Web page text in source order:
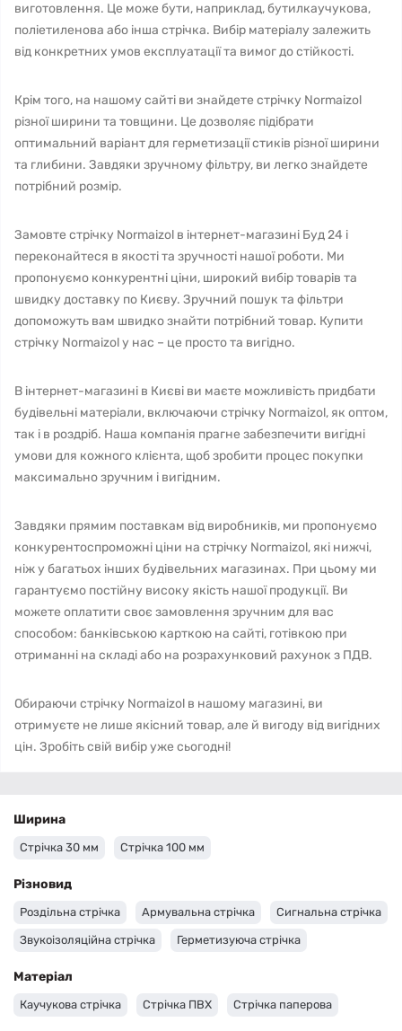
виготовлення. Це може бути, наприклад, бутилкаучукова,
поліетиленова або інша стрічка. Вибір матеріалу залежить
від конкретних умов експлуатації та вимог до стійкості.
Крім того, на нашому сайті ви знайдете стрічку Normaizol
різної ширини та товщини. Це дозволяє підібрати
оптимальний варіант для герметизації стиків різної ширини
та глибини. Завдяки зручному фільтру, ви легко знайдете
потрібний розмір.
Замовте стрічку Normaizol в інтернет-магазині Буд 24 і
переконайтеся в якості та зручності нашої роботи. Ми
пропонуємо конкурентні ціни, широкий вибір товарів та
швидку доставку по Києву. Зручний пошук та фільтри
допоможуть вам швидко знайти потрібний товар. Купити
стрічку Normaizol у нас – це просто та вигідно.
В інтернет-магазині в Києві ви маєте можливість придбати
будівельні матеріали, включаючи стрічку Normaizol, як оптом,
так і в роздріб. Наша компанія прагне забезпечити вигідні
умови для кожного клієнта, щоб зробити процес покупки
максимально зручним і вигідним.
Завдяки прямим поставкам від виробників, ми пропонуємо
конкурентоспроможні ціни на стрічку Normaizol, які нижчі,
ніж у багатьох інших будівельних магазинах. При цьому ми
гарантуємо постійну високу якість нашої продукції. Ви
можете оплатити своє замовлення зручним для вас
способом: банківською карткою на сайті, готівкою при
отриманні на складі або на розрахунковий рахунок з ПДВ.
Обираючи стрічку Normaizol в нашому магазині, ви
отримуєте не лише якісний товар, але й вигоду від вигідних
цін. Зробіть свій вибір уже сьогодні!
Ширина
Стрічка 30 мм Стрічка 100 мм
Різновид
Роздільна стрічка Армувальна стрічка Сигнальна стрічка
Звукоізоляційна стрічка Герметизуюча стрічка
Матеріал
Каучукова стрічка Стрічка ПВХ Стрічка паперова